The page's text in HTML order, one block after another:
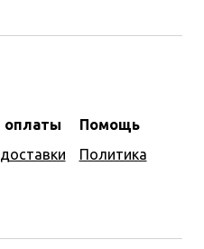
оплаты
Помощь
Политика